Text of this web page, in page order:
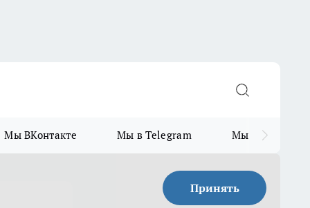
Мы ВКонтакте Мы в Telegram Мы в MAX
Принять